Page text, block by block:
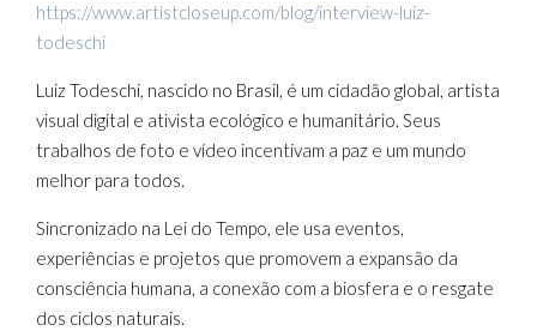
https://www.artistcloseup.com/blog/interview-luiz-
todeschi
Luiz Todeschi, nascido no Brasil, é um cidadão global, artista
visual digital e ativista ecológico e humanitário. Seus
trabalhos de foto e vídeo incentivam a paz e um mundo
melhor para todos.
Sincronizado na Lei do Tempo, ele usa eventos,
experiências e projetos que promovem a expansão da
consciência humana, a conexão com a biosfera e o resgate
dos ciclos naturais.